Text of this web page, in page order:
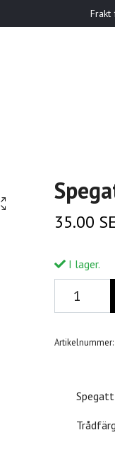
Frakt
35.00
I lager.
Artikelnummer:
Spegatt